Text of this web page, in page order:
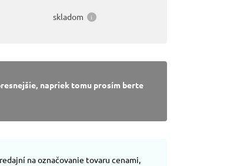
skladom
napriek tomu prosím berte
na označovanie tovaru cenami,